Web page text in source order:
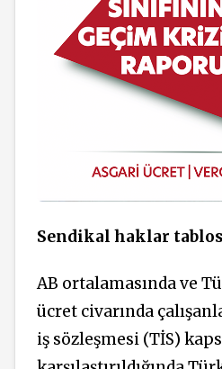
Sendikal haklar
AB ortalamasında ve
ücret civarında
iş sözleşmesi (TİS)